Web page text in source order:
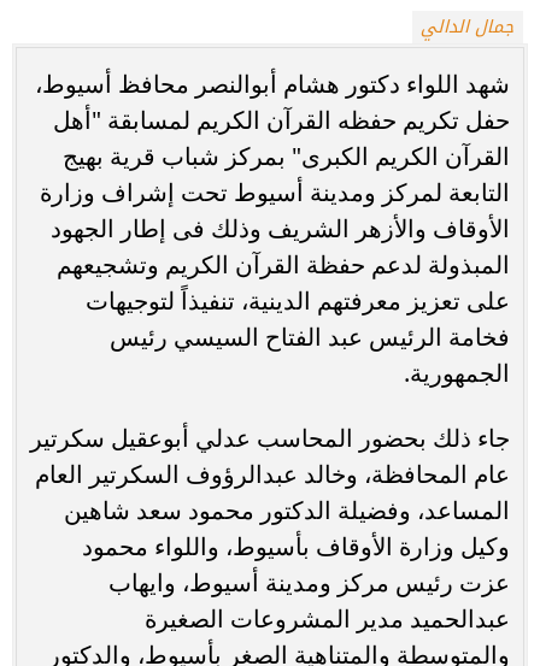
جمال الدالي
شهد اللواء دكتور هشام أبوالنصر محافظ أسيوط،
حفل تكريم حفظه القرآن الكريم لمسابقة "أهل
القرآن الكريم الكبرى" بمركز شباب قرية بهيج
التابعة لمركز ومدينة أسيوط تحت إشراف وزارة
الأوقاف والأزهر الشريف وذلك فى إطار الجهود
المبذولة لدعم حفظة القرآن الكريم وتشجيعهم
على تعزيز معرفتهم الدينية، تنفيذاً لتوجيهات
فخامة الرئيس عبد الفتاح السيسي رئيس
الجمهورية.
جاء ذلك بحضور المحاسب عدلي أبوعقيل سكرتير
عام المحافظة، وخالد عبدالرؤوف السكرتير العام
المساعد، وفضيلة الدكتور محمود سعد شاهين
وكيل وزارة الأوقاف بأسيوط، واللواء محمود
عزت رئيس مركز ومدينة أسيوط، وايهاب
عبدالحميد مدير المشروعات الصغيرة
والمتوسطة والمتناهية الصغر بأسيوط، والدكتور